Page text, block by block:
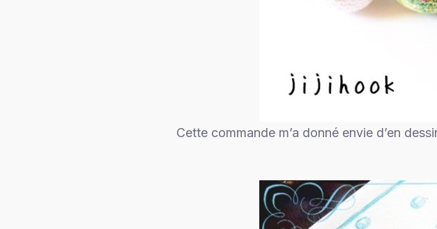
Cette commande m’a donné envie d’en